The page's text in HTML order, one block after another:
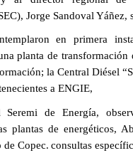
Jorge Sandoval Yáñez,
en primera
planta de
la Central Diésel
a ENGIE,
de Energía,
plantas de energéticos,
de Copec. consultas